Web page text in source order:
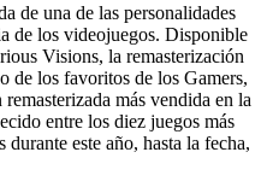
de una de las personalidades
de los videojuegos. Disponible
Visions, la remasterización
de los favoritos de los Gamers,
más vendida en la
entre los diez juegos más
este año, hasta la fecha,